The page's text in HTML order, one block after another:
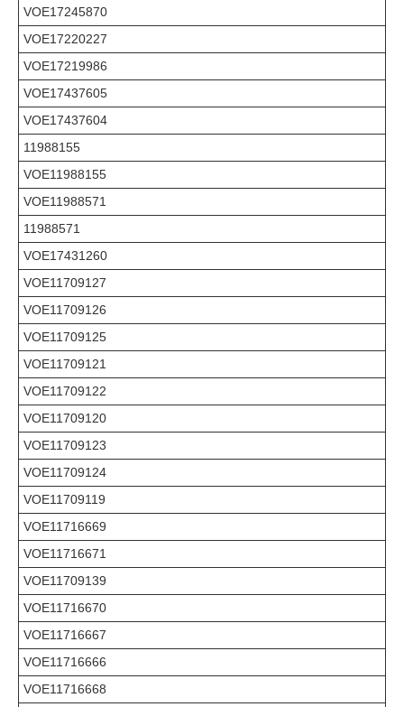
VOE17245870
VOE17220227
VOE17219986
VOE17437605
VOE17437604
11988155
VOE11988155
VOE11988571
11988571
VOE17431260
VOE11709127
VOE11709126
VOE11709125
VOE11709121
VOE11709122
VOE11709120
VOE11709123
VOE11709124
VOE11709119
VOE11716669
VOE11716671
VOE11709139
VOE11716670
VOE11716667
VOE11716666
VOE11716668